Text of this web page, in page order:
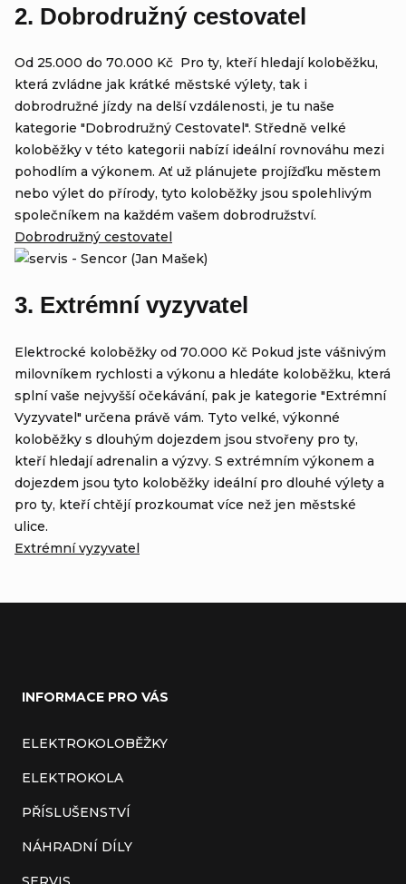
2. Dobrodružný cestovatel
Od 25.000 do 70.000 Kč Pro ty, kteří hledají koloběžku,
která zvládne jak krátké městské výlety, tak i
dobrodružné jízdy na delší vzdálenosti, je tu naše
kategorie "Dobrodružný Cestovatel". Středně velké
koloběžky v této kategorii nabízí ideální rovnováhu mezi
pohodlím a výkonem. Ať už plánujete projížďku městem
nebo výlet do přírody, tyto koloběžky jsou spolehlivým
společníkem na každém vašem dobrodružství.
Dobrodružný cestovatel
3. Extrémní vyzyvatel
Elektrocké koloběžky od 70.000 Kč Pokud jste vášnivým
milovníkem rychlosti a výkonu a hledáte koloběžku, která
splní vaše nejvyšší očekávání, pak je kategorie "Extrémní
Vyzyvatel" určena právě vám. Tyto velké, výkonné
koloběžky s dlouhým dojezdem jsou stvořeny pro ty,
kteří hledají adrenalin a výzvy. S extrémním výkonem a
dojezdem jsou tyto koloběžky ideální pro dlouhé výlety a
pro ty, kteří chtějí prozkoumat více než jen městské
ulice.
Extrémní vyzyvatel
INFORMACE PRO VÁS
ELEKTROKOLOBĚŽKY
ELEKTROKOLA
PŘÍSLUŠENSTVÍ
NÁHRADNÍ DÍLY